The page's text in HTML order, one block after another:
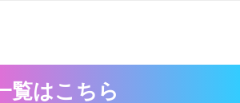
覧はこちら